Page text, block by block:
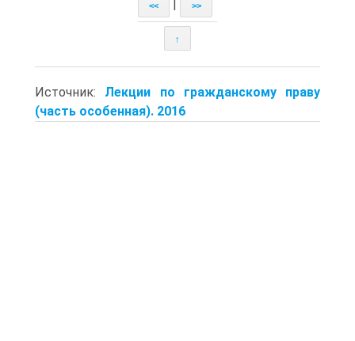
<< >>
↑
Источник: Лекции по гражданскому праву
(часть особенная). 2016